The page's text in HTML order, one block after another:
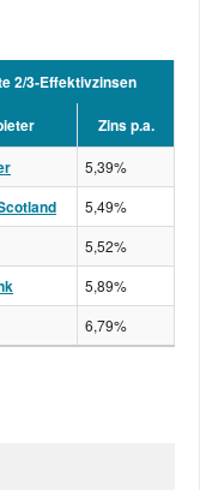
2/3-Effektivzinsen
Zins p.a.
5,39%
5,49%
5,52%
5,89%
6,79%